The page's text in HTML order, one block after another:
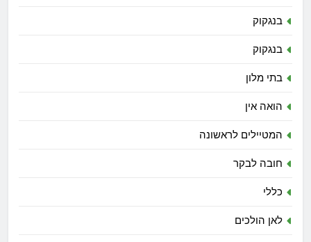
בנגקוק
בנגקוק
בתי מלון
הואה אין
המטיילים לראשונה
חובה לבקר
כללי
לאן הולכים